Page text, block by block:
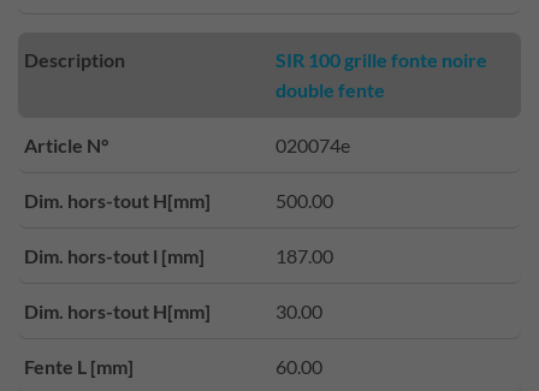
Description
SIR 100 grille fonte noire
double fente
Article N° 020074e
Dim. hors-tout H[mm] 500.00
Dim. hors-tout l [mm] 187.00
Dim. hors-tout H[mm] 30.00
Fente L [mm] 60.00